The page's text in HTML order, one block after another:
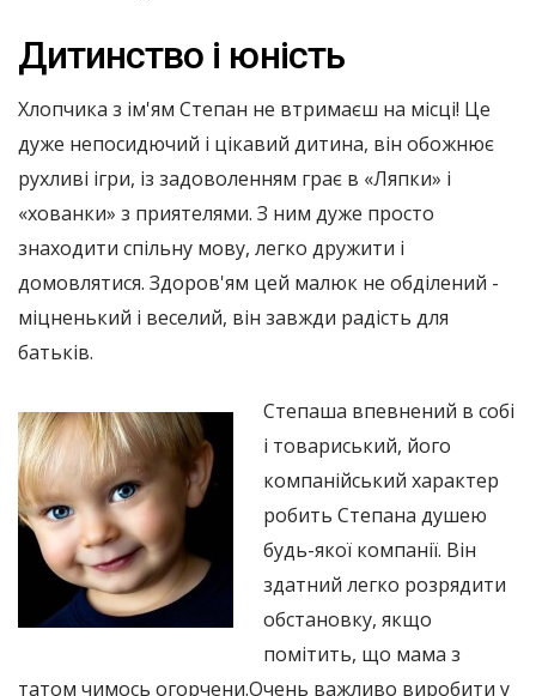
Дитинство і юність
Хлопчика з ім'ям Степан не втримаєш на місці! Це
дуже непосидючий і цікавий дитина, він обожнює
рухливі ігри, із задоволенням грає в «Ляпки» і
«хованки» з приятелями. З ним дуже просто
знаходити спільну мову, легко дружити і
домовлятися. Здоров'ям цей малюк не обділений -
міцненький і веселий, він завжди радість для
батьків.
Степаша впевнений в собі
і товариський, його
компанійський характер
робить Степана душею
будь-якої компанії. Він
здатний легко розрядити
обстановку, якщо
помітить, що мама з
татом чимось огорчени.Очень важливо виробити у